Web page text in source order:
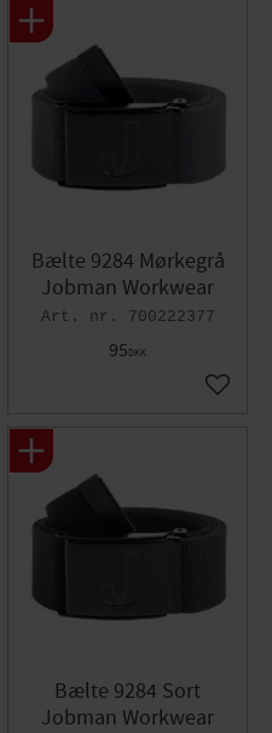
favorit
Bælte 9284 Mørkegrå
Jobman Workwear
700222377
95DKK
Gem
Bælte 9284 Sort
Jobman Workwear